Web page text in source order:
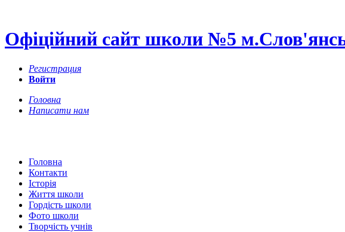
Офіційний сайт школи №5
Регистрация
Войти
Головна
Написати нам
Головна
Контакти
Історія
Життя школи
Гордість школи
Фото школи
Творчість учнів